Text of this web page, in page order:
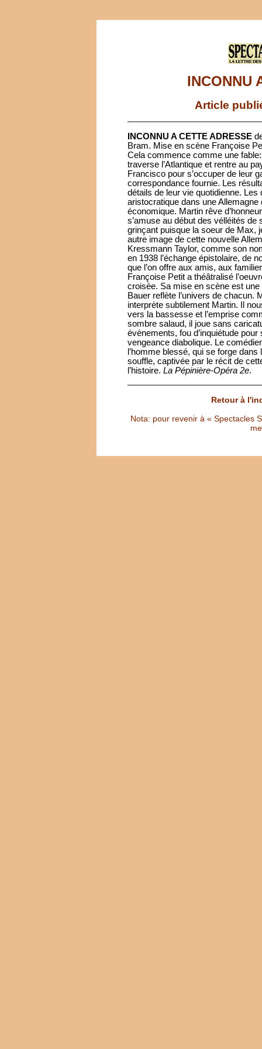
INCONNU
Article
INCONNU A CETTE ADRESSE
Bram. Mise en scène Françoise
Cela commence comme une
traverse l’Atlantique et rentre au
Francisco pour s’occuper de leur
correspondance fournie. Les
détails de leur vie quotidienne.
aristocratique dans une
économique. Martin rêve
s’amuse au début des vélléités
grinçant puisque la soeur de Max,
autre image de cette nouvelle
Kressmann Taylor, comme son
en 1938 l’échange épistolaire, de
que l’on offre aux amis, aux
Françoise Petit a théâtralisé
croisée. Sa mise en scène est
Bauer reflète l’univers de chacun.
interprète subtilement Martin. Il
vers la bassesse et l’emprise
sombre salaud, il joue sans
événements, fou d’inquiétude
vengeance diabolique. Le
l’homme blessé, qui se forge
souffle, captivée par le récit de
l’histoire. La Pépinière-Opéra 2e.
Retour à
Nota: pour revenir à « Spectacles